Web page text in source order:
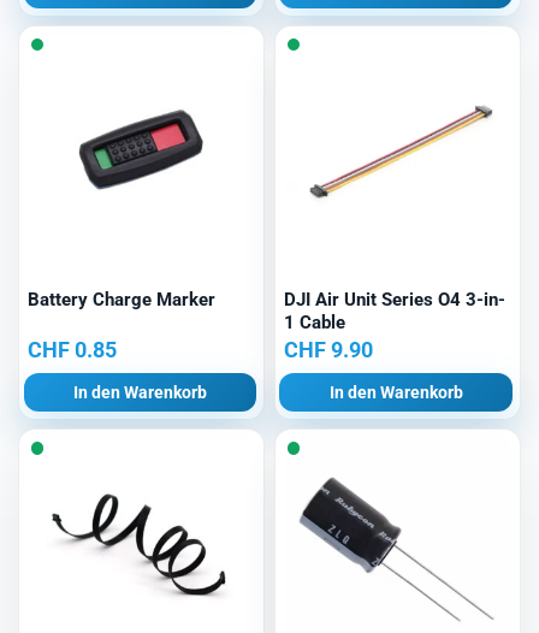
Battery Charge Marker
CHF0.85
In den Warenkorb
DJI Air Unit Series O4 3-in-
1 Cable
CHF9.90
In den Warenkorb